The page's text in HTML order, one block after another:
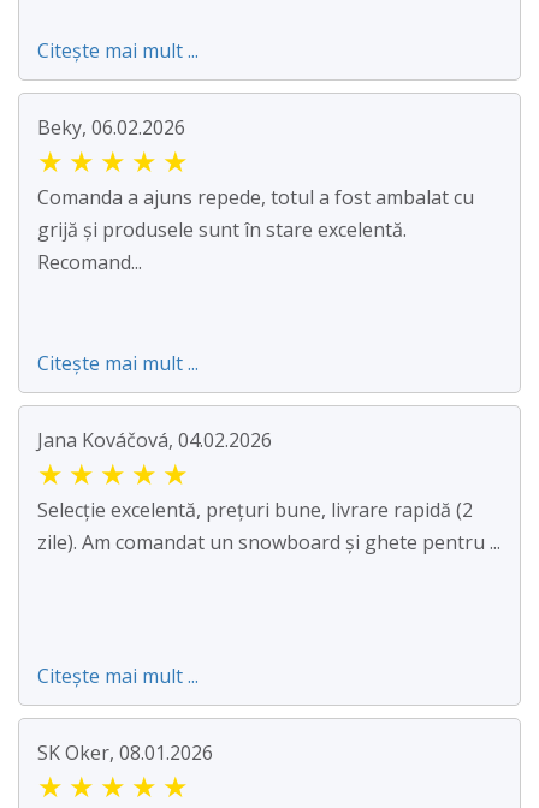
Citește mai mult ...
Beky, 06.02.2026
★ ★ ★ ★ ★
Comanda a ajuns repede, totul a fost ambalat cu
grijă și produsele sunt în stare excelentă.
Recomand...
Citește mai mult ...
Jana Kováčová, 04.02.2026
★ ★ ★ ★ ★
Selecție excelentă, prețuri bune, livrare rapidă (2
zile). Am comandat un snowboard și ghete pentru ...
Citește mai mult ...
SK Oker, 08.01.2026
★ ★ ★ ★ ★